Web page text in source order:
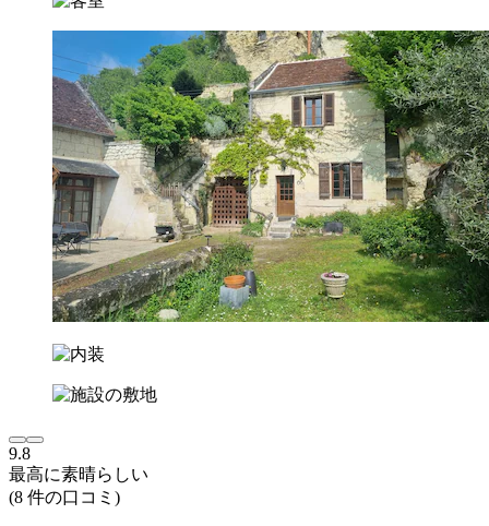
9.8
最高に素晴らしい
(8 件の口コミ)